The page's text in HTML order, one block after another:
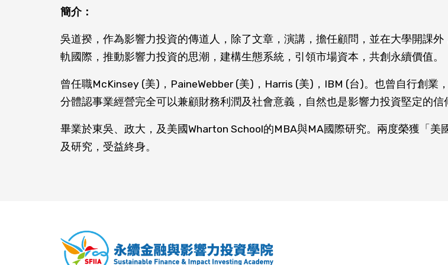
簡介：
吳道揆，作為影響力投資的傳道人，除了文章，演講，擔任顧問，並在大學開課
軌國際，推動影響力投資的思潮，建構生態系統，引領市場資本，共創永續價值。
曾任職McKinsey (美)，PaineWebber (美)，Harris (美)，IBM (台)。也曾自行創
分體認事業經營完全可以兼顧財務利潤及社會意義，自然也是影響力投資堅定的
畢業於東吳、政大，及美國Wharton School的MBA與MA國際研究。兩度榮獲「
及研究，受益終身。